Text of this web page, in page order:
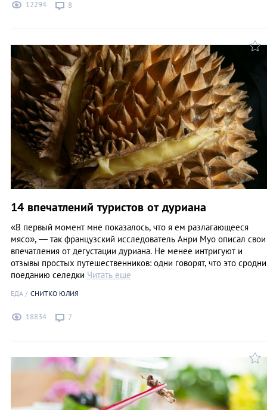
12294 8
14 впечатлений туристов от дуриана
«В первый момент мне показалось, что я ем разлагающееся
мясо», — так французский исследователь Анри Муо описал свои
впечатления от дегустации дуриана. Не менее интригуют и
отзывы простых путешественников: одни говорят, что это сродни
поеданию селедки Читать еще
ЕДА СНИТКО ЮЛИЯ
18834 7